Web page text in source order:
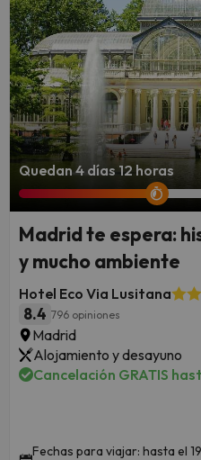
Quedan 4 días 12 horas
Madrid te espera:
y mucho ambiente
Hotel Eco Via Lusitana
8.4 796 opiniones
Madrid
Alojamiento y desayuno
Cancelación GRATIS
Fechas para viajar: hasta el